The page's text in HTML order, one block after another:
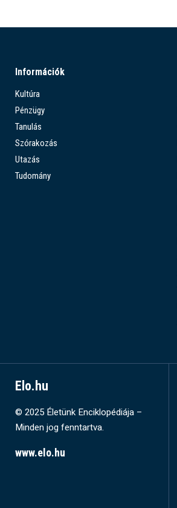
Információk
Kultúra
Pénzügy
Tanulás
Szórakozás
Utazás
Tudomány
Elo.hu
© 2025 Életünk Enciklopédiája –
Minden jog fenntartva.
www.elo.hu